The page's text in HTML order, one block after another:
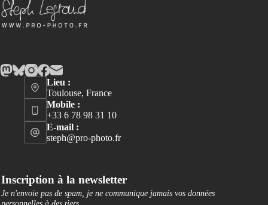
Lieu :
Toulouse, France
Mobile :
+33 6 78 98 31 10
E-mail :
steph@pro-photo.fr
Inscription à la newsletter
Je n'envoie pas de spam, je ne communique jamais vos données